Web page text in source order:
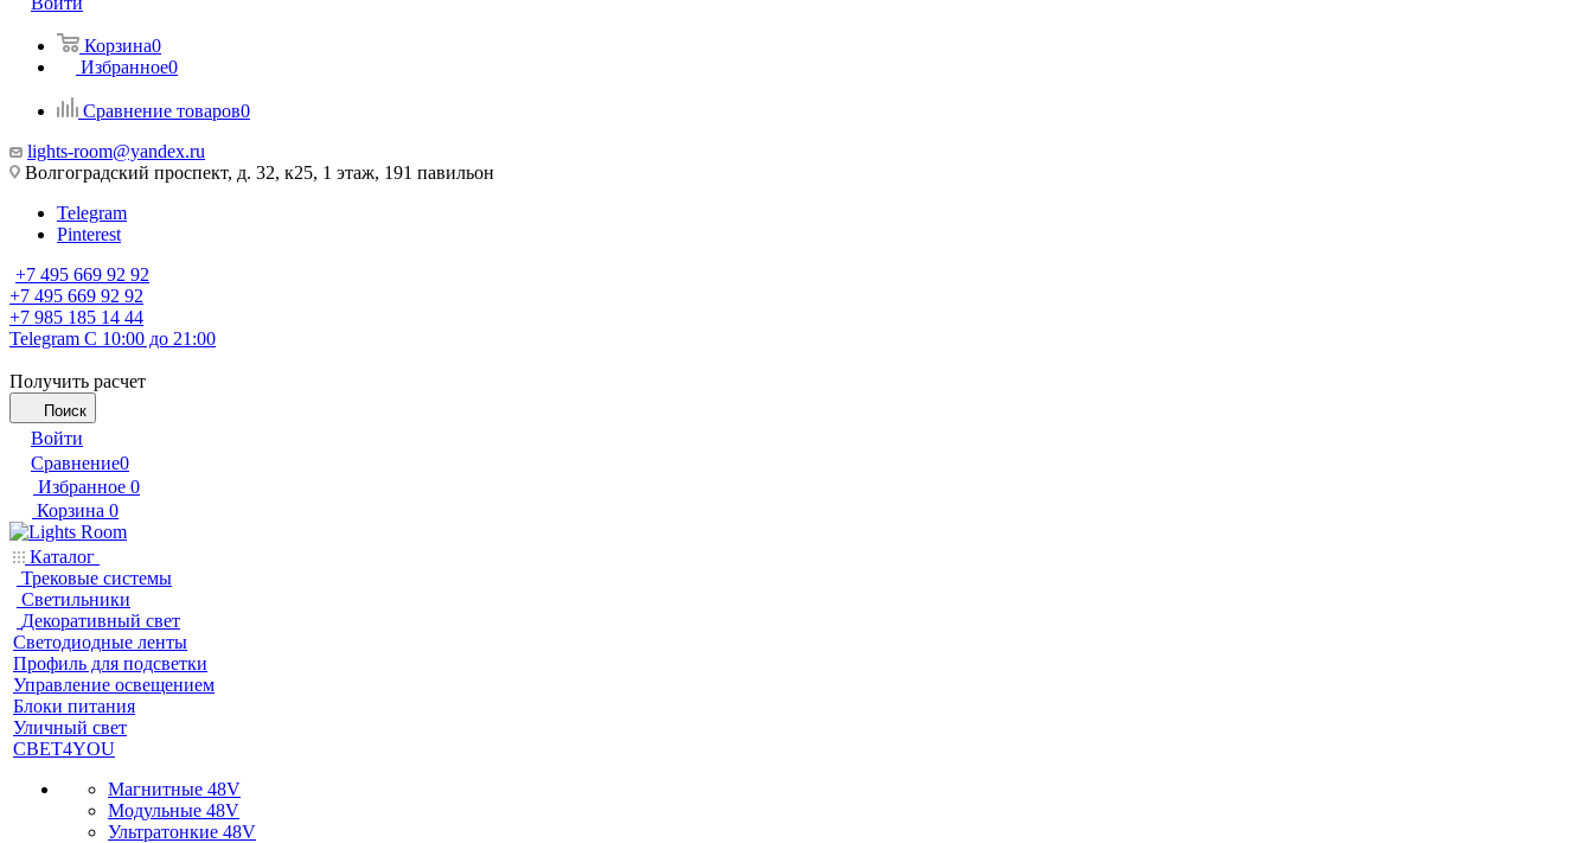
Корзина0
Избранное0
Сравнение товаров0
lights-room@yandex.ru
Волгоградский проспект, д. 32, к25, 1 этаж, 191 павильон
Telegram
Pinterest
+7 495 669 92 92
+7 495 669 92 92
+7 985 185 14 44
Telegram С 10:00 до 21:00
Получить расчет
Поиск
Войти
Сравнение0
Избранное 0
Корзина 0
Каталог
Трековые системы
Светильники
Декоративный свет
Светодиодные ленты
Профиль для подсветки
Управление освещением
Блоки питания
Уличный свет
СВЕТ4YOU
Магнитные 48V
Модульные 48V
Ультратонкие 48V